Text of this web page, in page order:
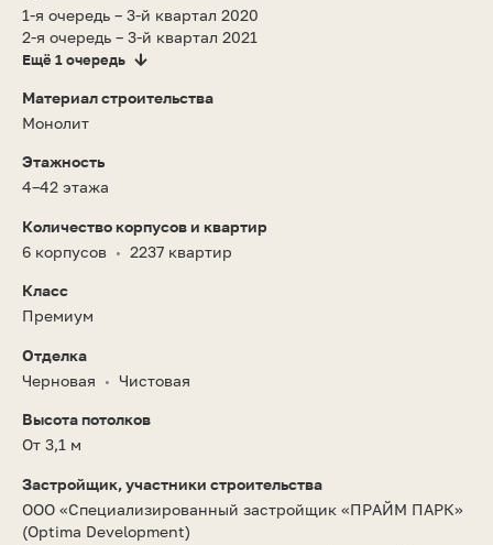
1-я очередь – 3-й квартал 2020
2-я очередь – 3-й квартал 2021
Ещё 1 очередь
Материал строительства
Монолит
Этажность
4–42 этажа
Количество корпусов и квартир
6 корпусов • 2237 квартир
Класс
Премиум
Отделка
Черновая
• Чистовая
Высота потолков
От 3,1 м
Застройщик, участники строительства
ООО «Специализированный застройщик «ПРАЙМ ПАРК»
(Optima Development)